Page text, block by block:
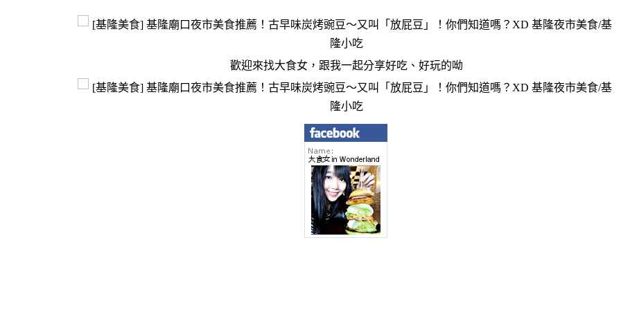
歡迎來找大食女，跟我一起分享好吃、好玩的呦